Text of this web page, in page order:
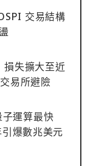
交易結構
失擴大至近
易所避險
運算最快
爆數兆美元